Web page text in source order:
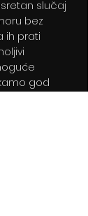
slučaj
bez
ih prati
god